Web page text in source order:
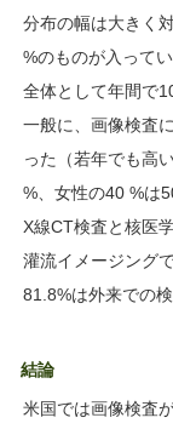
分布の幅は大きく
%のものが入って
全体として年間で
一般に、画像検査
った（若年でも高
%、女性の40 %は
X線CT検査と核医
灌流イメージング
81.8%は外来での
結論
米国では画像検査